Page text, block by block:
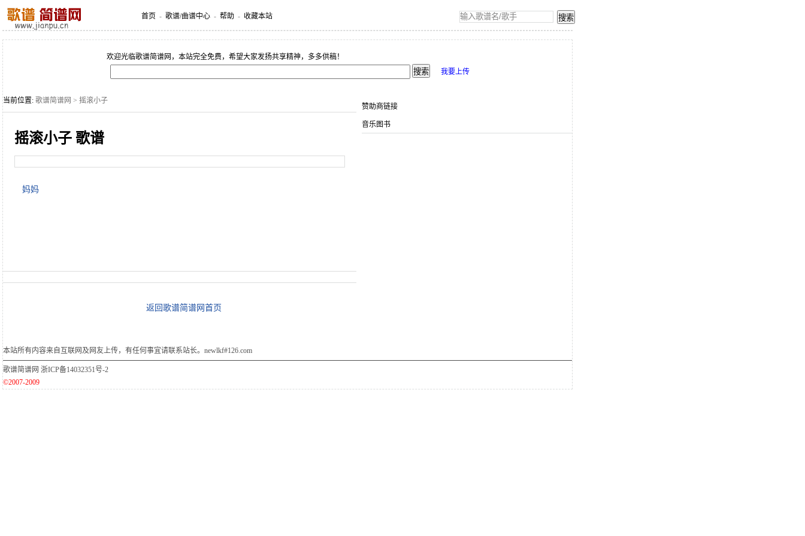
首页 - 歌谱/曲谱中心 - 帮助 - 收藏本站
欢迎光临歌谱简谱网，本站完全免费，希望大家发扬共享精神，多多供稿！
我要上传
当前位置: 歌谱简谱网 > 摇滚小子
摇滚小子 歌谱
妈妈
返回歌谱简谱网首页
赞助商链接
音乐图书
本站所有内容来自互联网及网友上传，有任何事宜请联系站长。newlkf#126.com
歌谱简谱网 浙ICP备14032351号-2
©2007-2009